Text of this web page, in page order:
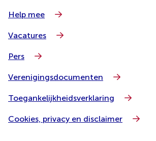
Help mee
Vacatures
Pers
Verenigingsdocumenten
Toegankelijkheidsverklaring
Cookies, privacy en disclaimer